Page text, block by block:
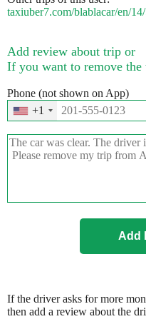
taxiuber7.com/blablacar/en/
Add review about trip or
If you want to remove
Phone (not shown on App)
+1
If the driver asks for more
then add a review about the